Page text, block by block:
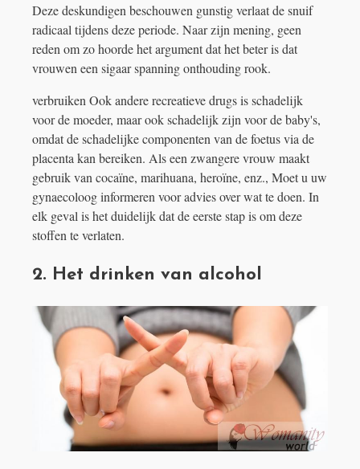
Deze deskundigen beschouwen gunstig verlaat de snuif
radicaal tijdens deze periode. Naar zijn mening, geen
reden om zo hoorde het argument dat het beter is dat
vrouwen een sigaar spanning onthouding rook.
verbruiken Ook andere recreatieve drugs is schadelijk
voor de moeder, maar ook schadelijk zijn voor de baby's,
omdat de schadelijke componenten van de foetus via de
placenta kan bereiken. Als een zwangere vrouw maakt
gebruik van cocaïne, marihuana, heroïne, enz., Moet u uw
gynaecoloog informeren voor advies over wat te doen. In
elk geval is het duidelijk dat de eerste stap is om deze
stoffen te verlaten.
2. Het drinken van alcohol